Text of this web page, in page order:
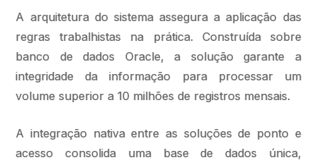
A arquitetura do sistema assegura a aplicação das
regras trabalhistas na prática. Construída sobre
banco de dados Oracle, a solução garante a
integridade da informação para processar um
volume superior a 10 milhões de registros mensais.
A integração nativa entre as soluções de ponto e
acesso consolida uma base de dados única,